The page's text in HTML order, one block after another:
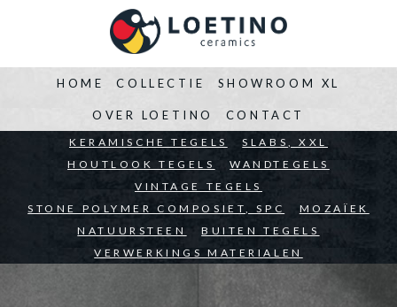
HOME
BEDRIJVEN ARCHITECTEN PARTICULIEREN
COLLECTIE
KERAMISCHE TEGELS
SLABS, XXL
HOUTLOOK TEGELS
WANDTEGELS
VINTAGE TEGELS
STONE POLYMER COMPOSIET, SPC
MOZAÏEK
NATUURSTEEN
BUITEN TEGELS
VERWERKINGS MATERIALEN
SHOWROOM XL
OVER LOETINO CONTACT